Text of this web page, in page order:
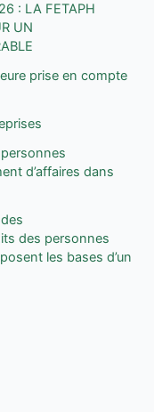
: LA FETAPH
UN
prise en compte
d’affaires dans
des personnes
les bases d’un